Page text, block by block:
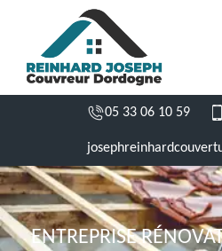
05 33 06 10 59
ENTREPRISE